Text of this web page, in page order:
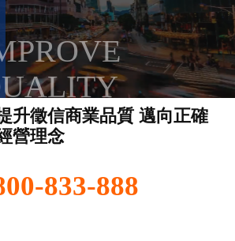
升徵信商業品質 邁向正確
營理念
833-888